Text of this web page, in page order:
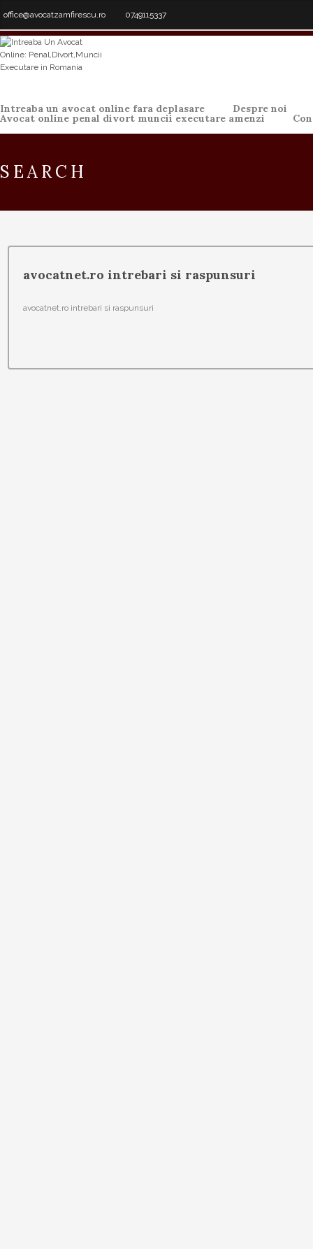
office@avocatzamfirescu.ro 0749115337
Intreaba un avocat online fara deplasare Despre noi
Avocat online penal divort muncii executare amenzi
SEARCH
avocatnet.ro intrebari si raspunsuri
avocatnet.ro intrebari si raspunsuri